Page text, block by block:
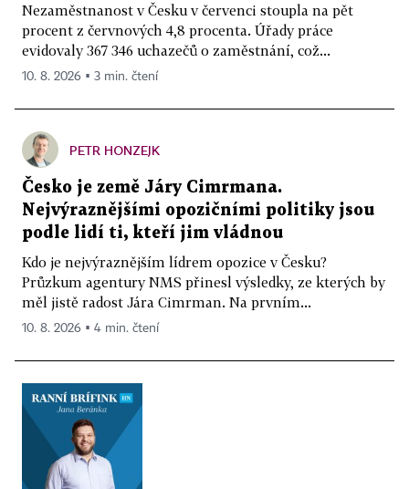
Nezaměstnanost v Česku v červenci stoupla na pět
procent z červnových 4,8 procenta. Úřady práce
evidovaly 367 346 uchazečů o zaměstnání, což...
10. 8. 2026 ▪ 3 min. čtení
PETR HONZEJK
Česko je země Járy Cimrmana.
Nejvýraznějšími opozičními politiky jsou
podle lidí ti, kteří jim vládnou
Kdo je nejvýraznějším lídrem opozice v Česku?
Průzkum agentury NMS přinesl výsledky, ze kterých by
měl jistě radost Jára Cimrman. Na prvním...
10. 8. 2026 ▪ 4 min. čtení